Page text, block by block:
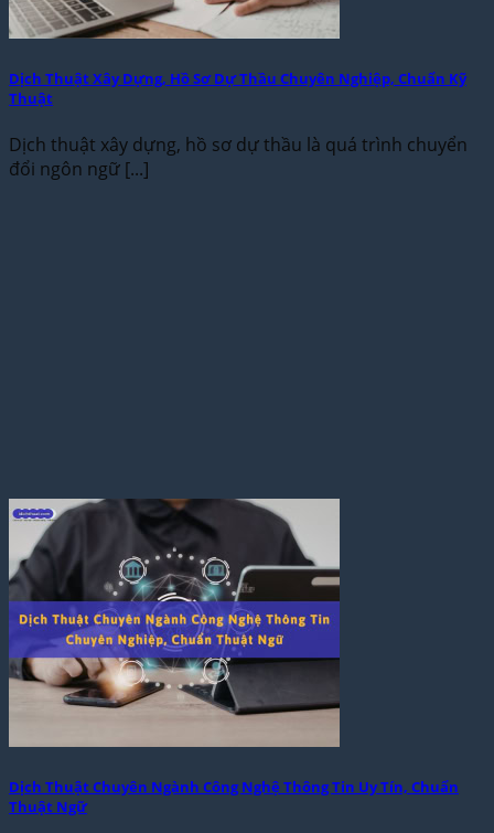
Dịch Thuật Xây Dựng, Hồ Sơ Dự Thầu Chuyên Nghiệp, Chuẩn Kỹ
Thuật
Dịch thuật xây dựng, hồ sơ dự thầu là quá trình chuyển
đổi ngôn ngữ [...]
Dịch Thuật Chuyên Ngành Công Nghệ Thông Tin Uy Tín, Chuẩn
Thuật Ngữ